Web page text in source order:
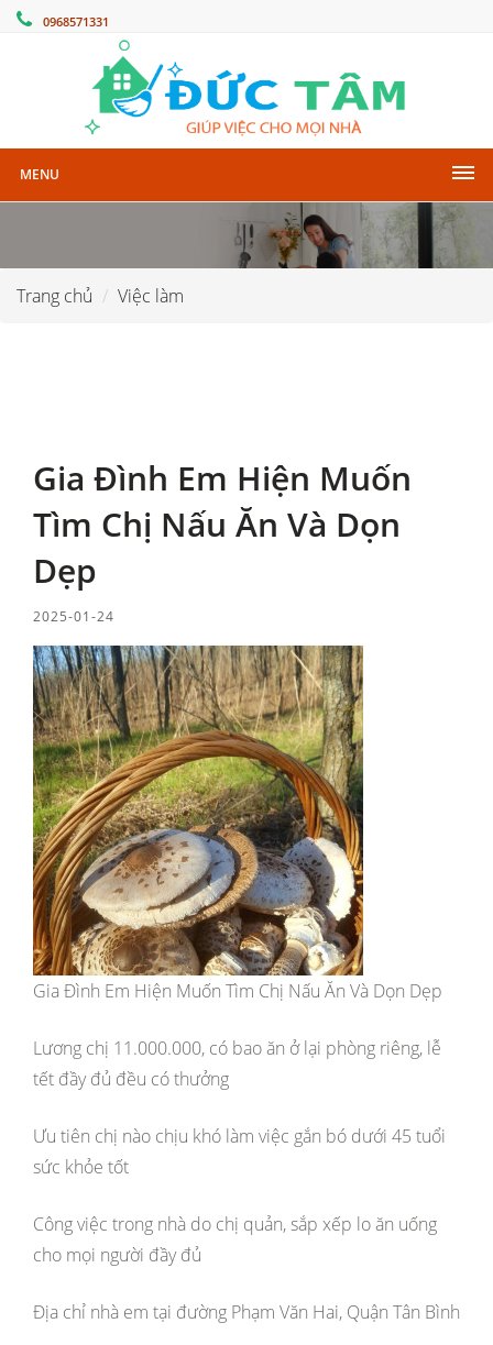
0968571331
MENU
Trang chủ Việc làm
Gia Đình Em Hiện Muốn
Tìm Chị Nấu Ăn Và Dọn
Dẹp
2025-01-24
Gia Đình Em Hiện Muốn Tìm Chị Nấu Ăn Và Dọn Dẹp
Lương chị 11.000.000, có bao ăn ở lại phòng riêng, lễ
tết đầy đủ đều có thưởng
Ưu tiên chị nào chịu khó làm việc gắn bó dưới 45 tuổi
sức khỏe tốt
Công việc trong nhà do chị quản, sắp xếp lo ăn uống
cho mọi người đầy đủ
Địa chỉ nhà em tại đường Phạm Văn Hai, Quận Tân Bình